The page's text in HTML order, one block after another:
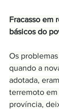
Fracasso em
básicos do
Os
quando a
adotada,
terremoto em
província,